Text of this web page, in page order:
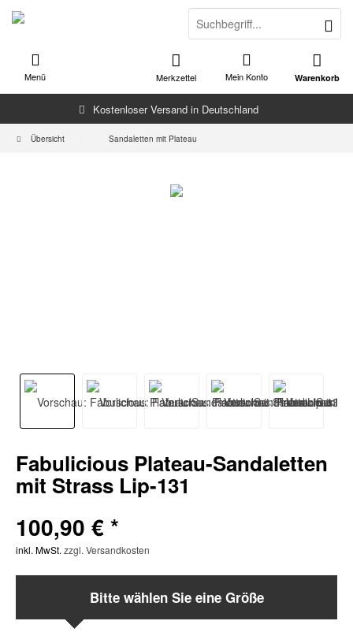
Kostenloser Versand in Deutschland
Warenkorb
Merkzettel Mein Konto
Menü
Übersicht Sandaletten mit Plateau
Fabulicious Plateau-Sandaletten
mit Strass Lip-131
100,90 € *
inkl. MwSt. zzgl. Versandkosten
Bitte wählen Sie eine Größe